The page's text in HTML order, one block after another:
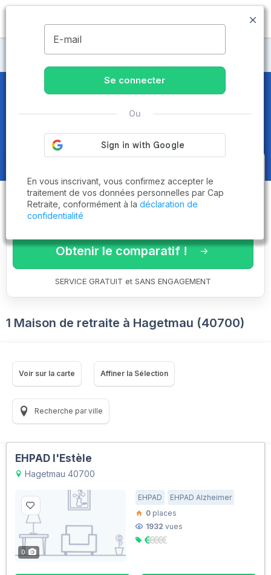
MENU
Maisons de retraite Landes
Maisons de retraite et EHPAD
Hagetmau (40700)
Obtenez le
comparatif des
établissementsadaptés à vos
critères en 3 minutes !
Obtenir le comparatif !
SERVICE GRATUIT et SANS ENGAGEMENT
1 Maison de retraite à Hagetmau (40700)
Voir sur la carte Affiner la Sélection
Recherche par ville
EHPAD l'Estèle
Hagetmau 40700
0
EHPAD
EHPAD Alzheimer
0 places
1932 vues
E-mail
Se connecter
Ou
En vous inscrivant, vous confirmez accepter le
traitement de vos données personnelles par Cap
Retraite, conformément à la déclaration de
confidentialité